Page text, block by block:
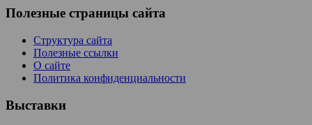
Полезные страницы сайта
Структура сайта
Полезные ссылки
О сайте
Политика конфиденциальности
Выставки